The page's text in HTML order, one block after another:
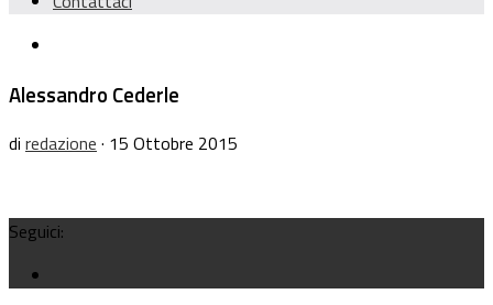
Alessandro Cederle
di redazione · 15 Ottobre 2015
Seguici: